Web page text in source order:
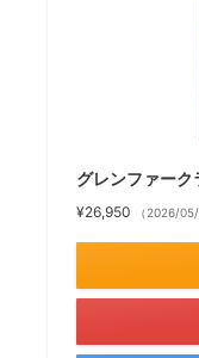
グレンファー
¥26,950 （2026/